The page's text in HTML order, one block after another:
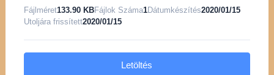
Fájlméret133.90 KBFájlok Száma1Dátumkészítés2020/01/15
Utoljára frissített2020/01/15
Letöltés